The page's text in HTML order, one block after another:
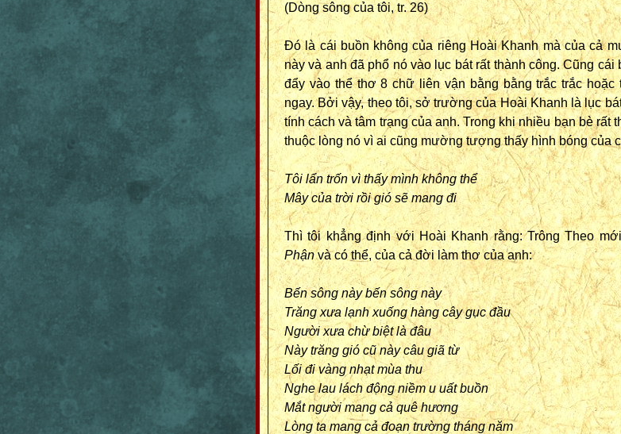
(Dòng sông của tôi, tr. 26)
Đó là cái buồn không của riêng Hoài Khanh mà của cả
này và anh đã phổ nó vào lục bát rất thành công. Cũng
đẩy vào thể thơ 8 chữ liên vận bằng bằng trắc trắc
ngay. Bởi vậy, theo tôi, sở trường của Hoài Khanh là lục
tính cách và tâm trạng của anh. Trong khi nhiều bạn bè rất
thuộc lòng nó vì ai cũng mường tượng thấy hình bóng của
Tôi lẩn trốn vì thấy mình không thể
Mây của trời rồi gió sẽ mang đi
Thì tôi khẳng định với Hoài Khanh rằng: Trông Theo
Phậnvà có thể, của cả đời làm thơ của anh:
Bến sông này bến sông này
Trăng xưa lạnh xuống hàng cây gục đầu
Người xưa chừ biệt là đâu
Này trăng gió cũ này câu giã từ
Lối đi vàng nhạt mùa thu
Nghe lau lách động niềm u uất buồn
Mắt người mang cả quê hương
Lòng ta mang cả đoạn trường tháng năm